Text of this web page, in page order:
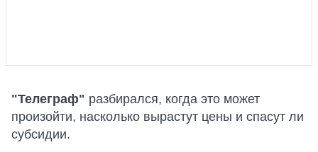
"Телеграф" разбирался, когда это может
произойти, насколько вырастут цены и спасут ли
субсидии.